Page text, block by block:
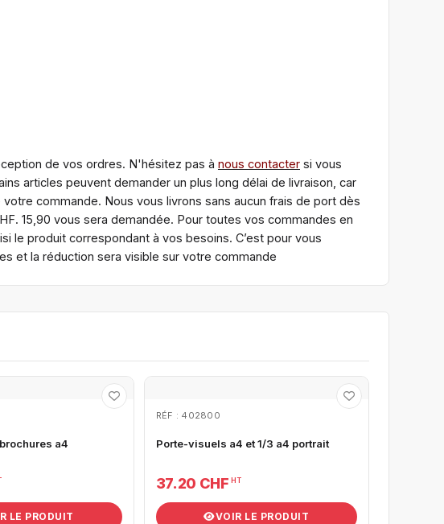
de vos ordres. N'hésitez pas à nous contacter si vous
articles peuvent demander un plus long délai de livraison, car
commande. Nous vous livrons sans aucun frais de port dès
15,90 vous sera demandée. Pour toutes vos commandes en
le produit correspondant à vos besoins. C’est pour vous
et la réduction sera visible sur votre commande
a4
LE PRODUIT
RÉF : 402800
Porte-visuels a4 et 1/3 a4 portrait
37.20 CHF HT
VOIR LE PRODUIT